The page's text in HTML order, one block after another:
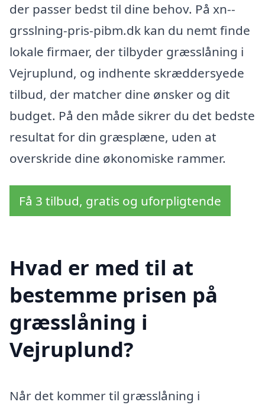
der passer bedst til dine behov. På xn--
grsslning-pris-pibm.dk kan du nemt finde
lokale firmaer, der tilbyder græsslåning i
Vejruplund, og indhente skræddersyede
tilbud, der matcher dine ønsker og dit
budget. På den måde sikrer du det bedste
resultat for din græsplæne, uden at
overskride dine økonomiske rammer.
Få 3 tilbud, gratis og uforpligtende
Hvad er med til at
bestemme prisen på
græsslåning i
Vejruplund?
Når det kommer til græsslåning i